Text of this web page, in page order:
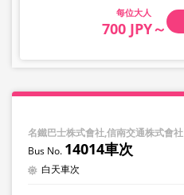
大人
700 JPY～
名鐵巴士株式會社,信南交通株式會社
14014車次
白天車次